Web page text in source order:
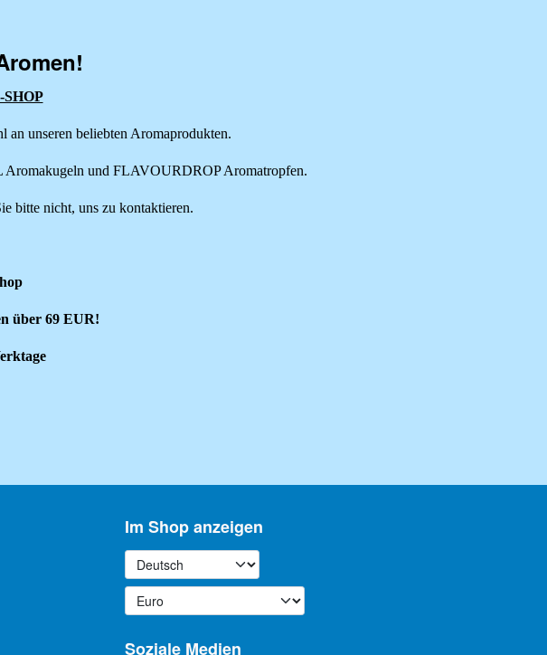
unseren beliebten Aromaprodukten.
und FLAVOURDROP Aromatropfen.
bitte nicht, uns zu kontaktieren.
über 69 EUR!
Im Shop anzeigen
Soziale Medien